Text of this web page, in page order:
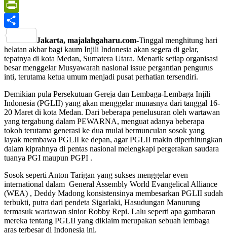
Print
PrintFriendly
Jakarta, majalahgaharu.com-Tinggal menghitung hari
helatan akbar bagi kaum Injili Indonesia akan segera di gelar,
tepatnya di kota Medan, Sumatera Utara. Menarik setiap organisasi
besar menggelar Musyawarah nasional issue pergantian pengurus
inti, terutama ketua umum menjadi pusat perhatian tersendiri.
Demikian pula Persekutuan Gereja dan Lembaga-Lembaga Injili
Indonesia (PGLII) yang akan menggelar munasnya dari tanggal 16-
20 Maret di kota Medan. Dari beberapa penelusuran oleh wartawan
yang tergabung dalam PEWARNA, menguat adanya beberapa
tokoh terutama generasi ke dua mulai bermunculan sosok yang
layak membawa PGLII ke depan, agar PGLII makin diperhitungkan
dalam kiprahnya di pentas nasional melengkapi pergerakan saudara
tuanya PGI maupun PGPI .
Sosok seperti Anton Tarigan yang sukses menggelar even
international dalam General Assembly World Evangelical Alliance
(WEA) , Deddy Madong konsistensinya membesarkan PGLII sudah
terbukti, putra dari pendeta Sigarlaki, Hasudungan Manurung
termasuk wartawan sinior Robby Repi. Lalu seperti apa gambaran
mereka tentang PGLII yang diklaim merupakan sebuah lembaga
aras terbesar di Indonesia ini.